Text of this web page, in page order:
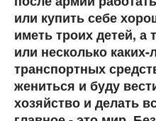
или купить себе
иметь троих детей, а
или несколько
транспортных
жениться и буду
хозяйство и делать